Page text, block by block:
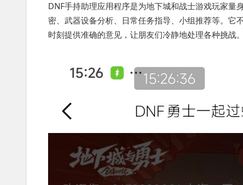
DNF手持助理应用程序是为地下城和战士游戏玩家
密、武器设备分析、日常任务指导、小组推荐等。
时刻提供准确的意见，让朋友们冷静地处理各种挑战。